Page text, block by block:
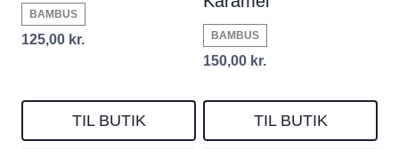
BAMBUS
125,00 kr.
TIL BUTIK
BAMBUS
150,00 kr.
TIL BUTIK